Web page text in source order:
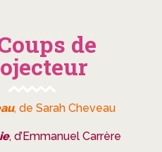
de
, de Sarah Cheveau
, d’Emmanuel Carrère